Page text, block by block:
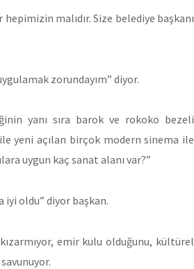
malıdır. Size belediye başkanı
zorundayım” diyor.
yanı sıra barok ve rokoko bezeli
yeni açılan birçok modern sinema ile
uygun kaç sanat alanı var?”
iyi oldu” diyor başkan.
emir kulu olduğunu, kültürel